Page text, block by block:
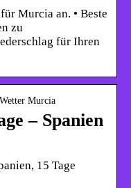
Murcia an. • Beste
zu
für Ihren
Murcia
– Spanien
15 Tage